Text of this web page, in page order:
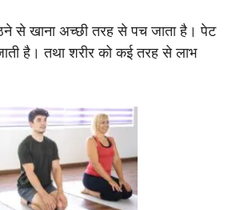
से खाना अच्छी तरह से पच जाता है। पेट
है। तथा शरीर को कई तरह से लाभ